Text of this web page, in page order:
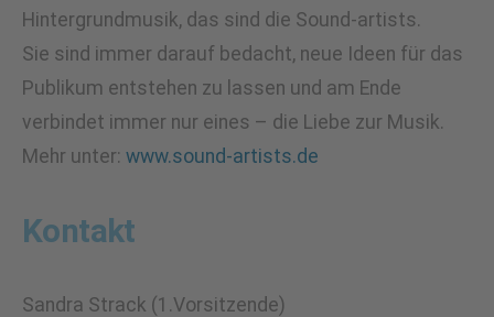
Hintergrundmusik, das sind die Sound-artists.
Sie sind immer darauf bedacht, neue Ideen für das
Publikum entstehen zu lassen und am Ende
verbindet immer nur eines – die Liebe zur Musik.
Mehr unter: www.sound-artists.de
Kontakt
Sandra Strack (1.Vorsitzende)